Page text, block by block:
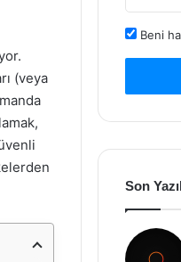
(veya
Beni
Son